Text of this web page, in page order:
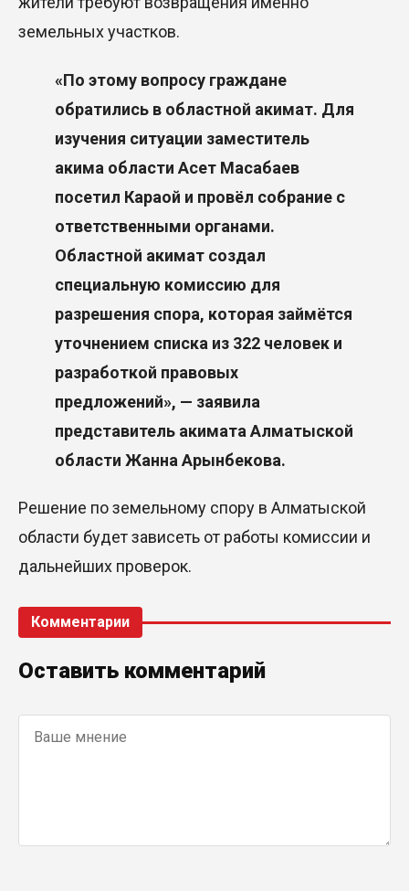
земельных участков.
«По этому вопросу граждане
обратились в областной акимат. Для
изучения ситуации заместитель
акима области Асет Масабаев
посетил Караой и провёл собрание с
ответственными органами.
Областной акимат создал
специальную комиссию для
разрешения спора, которая займётся
уточнением списка из 322 человек и
разработкой правовых
предложений», — заявила
представитель акимата Алматыской
области Жанна Арынбекова.
Решение по земельному спору в Алматыской
области будет зависеть от работы комиссии и
дальнейших проверок.
Комментарии
Оставить комментарий